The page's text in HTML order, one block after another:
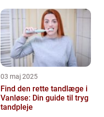
03 maj 2025
Find den rette tandlæge i
Vanløse: Din guide til tryg
tandpleje